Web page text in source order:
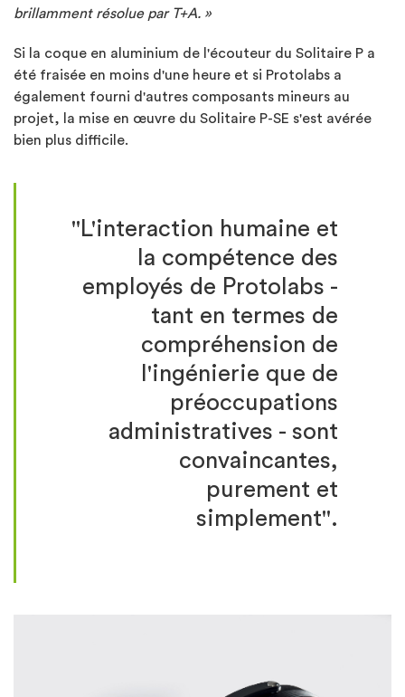
brillamment résolue par T+A. »
Si la coque en aluminium de l'écouteur du Solitaire P a
été fraisée en moins d'une heure et si Protolabs a
également fourni d'autres composants mineurs au
projet, la mise en œuvre du Solitaire P-SE s'est avérée
bien plus difficile.
"L'interaction humaine et
la compétence des
employés de Protolabs -
tant en termes de
compréhension de
l'ingénierie que de
préoccupations
administratives - sont
convaincantes,
purement et
simplement".